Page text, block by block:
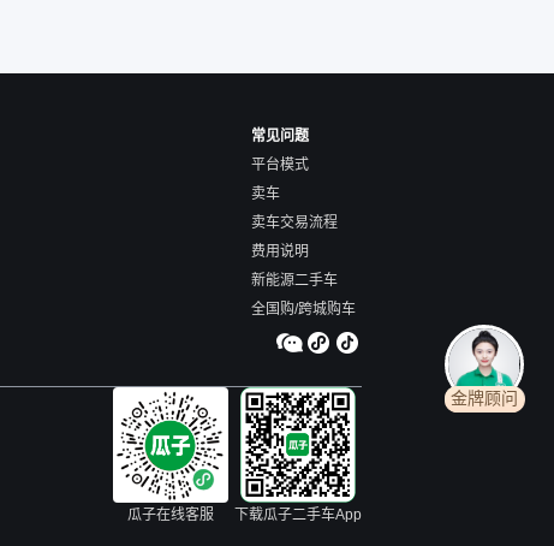
常见问题
平台模式
卖车
卖车交易流程
费用说明
新能源二手车
全国购/跨城购车
瓜子在线客服 下载瓜子二手车App
金牌顾问